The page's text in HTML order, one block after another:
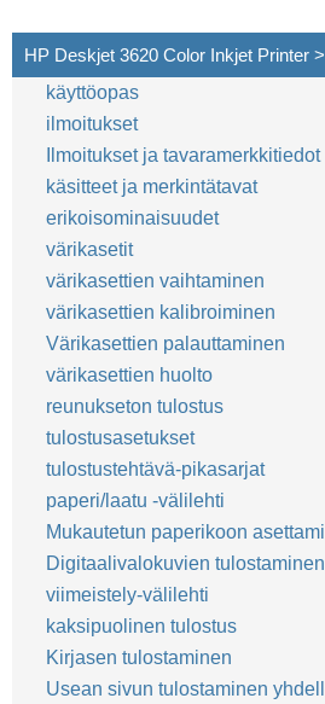
HP Deskjet 3620 Color Inkjet Printer
käyttöopas
ilmoitukset
Ilmoitukset ja tavaramerkkitiedot
käsitteet ja merkintätavat
erikoisominaisuudet
värikasetit
värikasettien vaihtaminen
värikasettien kalibroiminen
Värikasettien palauttaminen
värikasettien huolto
reunukseton tulostus
tulostusasetukset
tulostustehtävä-pikasarjat
paperi/laatu -välilehti
Mukautetun paperikoon
Digitaalivalokuvien tulostaminen
viimeistely-välilehti
kaksipuolinen tulostus
Kirjasen tulostaminen
Usean sivun tulostaminen